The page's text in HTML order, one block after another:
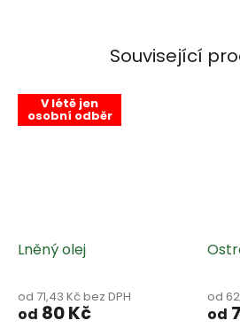
Související
V létě jen
osobní odběr
Lněný olej
od 71,43 Kč bez DPH
od 80 Kč
od
od